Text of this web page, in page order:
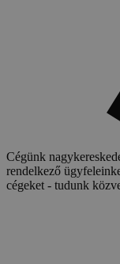
Cégünk
rendelkező
cégeket - tudunk